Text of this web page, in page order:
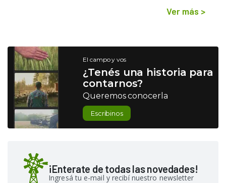
Ver más >
El campo y vos
¿Tenés una historia para
contarnos?
Queremos conocerla
Escribinos
¡Enterate de todas las novedades!
Ingresá tu e-mail y recibí nuestro newsletter